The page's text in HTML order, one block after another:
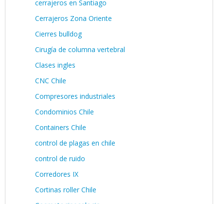
cerrajeros en Santiago
Cerrajeros Zona Oriente
Cierres bulldog
Cirugía de columna vertebral
Clases ingles
CNC Chile
Compresores industriales
Condominios Chile
Containers Chile
control de plagas en chile
control de ruido
Corredores IX
Cortinas roller Chile